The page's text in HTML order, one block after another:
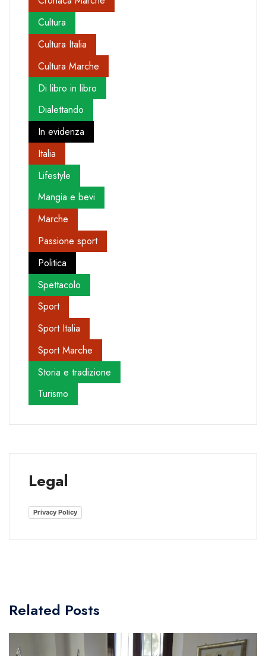
Cultura
Cultura Italia
Cultura Marche
Di libro in libro
Dialettando
In evidenza
Italia
Lifestyle
Mangia e bevi
Marche
Passione sport
Politica
Spettacolo
Sport
Sport Italia
Sport Marche
Storia e tradizione
Turismo
Legal
Privacy Policy
Related Posts